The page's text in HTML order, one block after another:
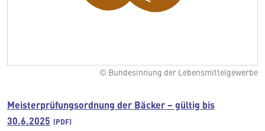
© Bundesinnung der Lebensmittelgewerbe
Meisterprüfungsordnung der Bäcker − gültig bis
30.6.2025